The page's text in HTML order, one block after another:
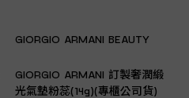
GIORGIO ARMANI BEAUTY
GIORGIO ARMANI 訂製奢潤緞
光氣墊粉蕊(14g)(專櫃公司貨)